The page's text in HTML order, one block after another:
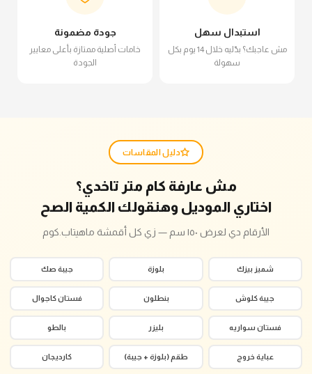
استبدال سهل
مش عاجبك؟ بدّليه خلال 14 يوم بكل
سهولة
جودة مضمونة
خامات أصلية ممتازة بأعلى معايير
الجودة
دليل المقاسات
مش عارفة كام متر تاخدي؟
اختاري الموديل وهنقولك الكمية الصح
الأرقام دي لعرض ١٥٠ سم — زي كل أقمشة ماهيتاب.كوم
شميز بيزك بلوزة جيبة صك
جيبة كلوش بنطلون فستان كاجوال
فستان سواريه بليزر بالطو
عباية خروج طقم (بلوزة + جيبة) كارديجان